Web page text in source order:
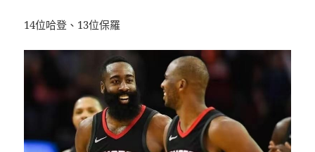
14位哈登、13位保羅